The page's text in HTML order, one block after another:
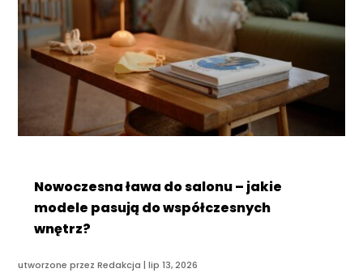
Nowoczesna ława do salonu – jakie
modele pasują do współczesnych
wnętrz?
utworzone przezRedakcja |lip 13, 2026